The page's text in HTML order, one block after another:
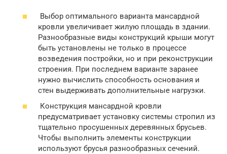
Выбор оптимального варианта мансардной
кровли увеличивает жилую площадь в здании.
Разнообразные виды конструкций крыши могут
быть установлены не только в процессе
возведения постройки, но и при реконструкции
строения. При последнем варианте заранее
нужно вычислить способность основания и
стен выдерживать дополнительные нагрузки.
Конструкция мансардной кровли
предусматривает установку системы стропил из
тщательно просушенных деревянных брусьев.
Чтобы выполнить элементы конструкции
используют брусья разнообразных сечений.